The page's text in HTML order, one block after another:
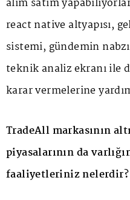
react native altyapısı,
sistemi, gündemin
teknik analiz ekranı ile
karar vermelerine
TradeAll markasının
piyasalarının da
faaliyetleriniz nelerdir?